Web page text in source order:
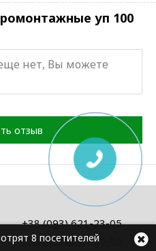
уп 100
нет, Вы можете
отзыв
+38 (093) 621-23-05
+38 (067) 325-55-64
8 посетителей